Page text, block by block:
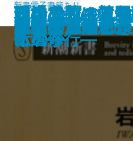
フランツ・リ
失神させたのか
明治めちゃく
末
現場主義の競
本産業論―
和食の知られ
知の武装―救
ス―
知的創造の作法
EU崩壊
交通事故学
史論の復権
カネ遣いとい
新書電子書籍あり
日本人には二
断層―
歴史をつかむ
「いいね！」
国家の成熟
イスラムの人
るのか
犯罪は予測で
キレイゴトぬ
人間の浅知恵
プロの尼さん
仏道修行―
社会脳とは何か